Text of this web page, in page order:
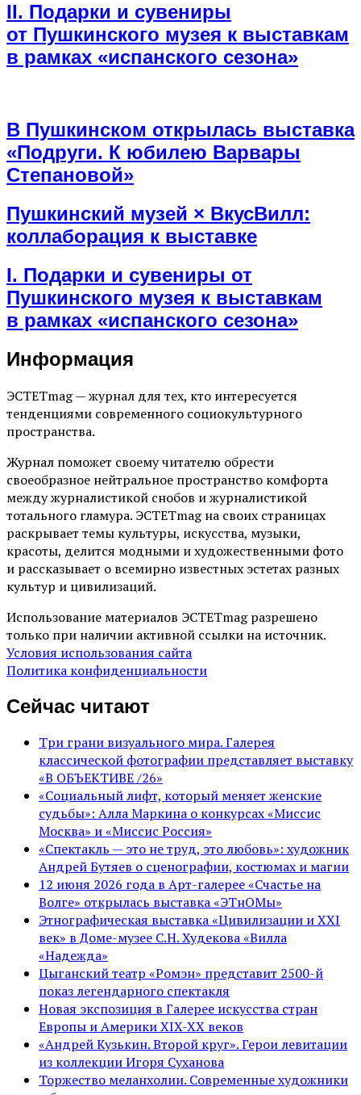
II. Подарки и сувениры
от Пушкинского музея к выставкам
в рамках «испанского сезона»
В Пушкинском открылась выставка
«Подруги. К юбилею Варвары
Степановой»
Пушкинский музей × ВкусВилл:
коллаборация к выставке
I. Подарки и сувениры от
Пушкинского музея к выставкам
в рамках «испанского сезона»
Информация
ЭСТЕТmag — журнал для тех, кто интересуется
тенденциями современного социокультурного
пространства.
Журнал поможет своему читателю обрести
своеобразное нейтральное пространство комфорта
между журналистикой снобов и журналистикой
тотального гламура. ЭСТЕТmag на своих страницах
раскрывает темы культуры, искусства, музыки,
красоты, делится модными и художественными фото
и рассказывает о всемирно известных эстетах разных
культур и цивилизаций.
Использование материалов ЭСТЕТmag разрешено
только при наличии активной ссылки на источник.
Условия использования сайта
Политика конфиденциальности
Сейчас читают
Три грани визуального мира. Галерея
классической фотографии представляет выставку
«В ОБЪЕКТИВЕ /26»
«Социальный лифт, который меняет женские
судьбы»: Алла Маркина о конкурсах «Миссис
Москва» и «Миссис Россия»
«Спектакль — это не труд, это любовь»: художник
Андрей Бутяев о сценографии, костюмах и магии
12 июня 2026 года в Арт-галерее «Счастье на
Волге» открылась выставка «ЭТнОМы»
Этнографическая выставка «Цивилизации и ХХI
век» в Доме-музее С.Н. Худекова «Вилла
«Надежда»
Цыганский театр «Ромэн» представит 2500-й
показ легендарного спектакля
Новая экспозиция в Галерее искусства стран
Европы и Америки XIX-XX веков
«Андрей Кузькин. Второй круг». Герои левитации
из коллекции Игоря Суханова
Торжество меланхолии. Современные художники